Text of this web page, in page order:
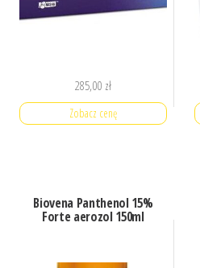
285,00 zł
Zobacz cenę
Biovena Panthenol 15%
Forte aerozol 150ml